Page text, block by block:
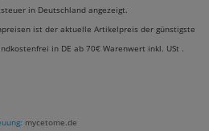
in Deutschland angezeigt.
ist der aktuelle Artikelpreis der günstigste
in DE ab 70€ Warenwert inkl. USt .
mycetome.de